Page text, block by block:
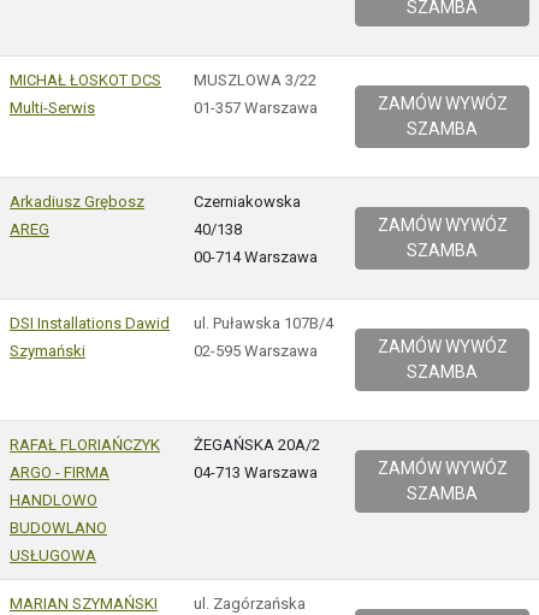
SZAMBA
MICHAŁ ŁOSKOT DCS
Multi-Serwis
MUSZLOWA 3/22
01-357 Warszawa
ZAMÓW WYWÓZ
SZAMBA
Arkadiusz Grębosz
AREG
Czerniakowska
40/138
00-714 Warszawa
ZAMÓW WYWÓZ
SZAMBA
DSI Installations Dawid
Szymański
ul. Puławska 107B/4
02-595 Warszawa
ZAMÓW WYWÓZ
SZAMBA
RAFAŁ FLORIAŃCZYK
ARGO - FIRMA
HANDLOWO
BUDOWLANO
USŁUGOWA
ŻEGAŃSKA 20A/2
04-713 Warszawa
ZAMÓW WYWÓZ
SZAMBA
MARIAN SZYMAŃSKI
ul. Zagórzańska